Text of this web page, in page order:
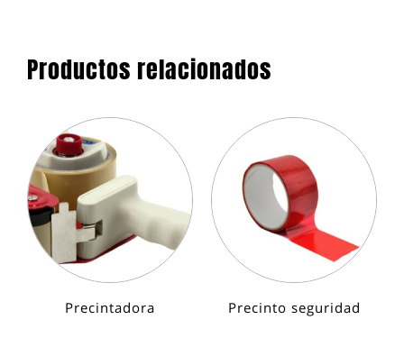
Productos relacionados
Precintadora Precinto seguridad